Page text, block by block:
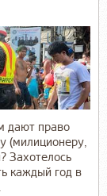
дают право
(милиционеру,
Захотелось
каждый год в